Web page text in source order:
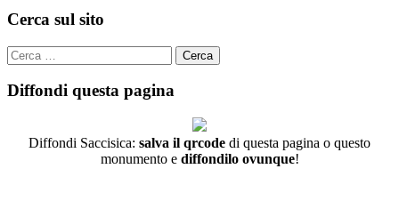
Cerca sul sito
Cerca
per:
Diffondi questa pagina
Diffondi Saccisica: salva il qrcode di questa pagina o questo
monumento e diffondilo ovunque!